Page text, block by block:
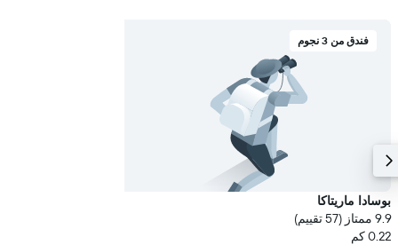
فندق من 3 نجوم
بوسادا ماريتاكا
9.9 ممتاز (57 تقييم)
0.22 كم